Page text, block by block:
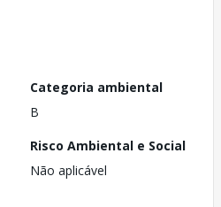
Categoria ambiental
B
Risco Ambiental e Social
Não aplicável